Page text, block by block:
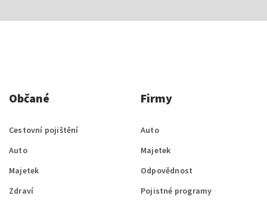
Občané
Cestovní pojištění
Auto
Majetek
Zdraví
Firmy
Auto
Majetek
Odpovědnost
Pojistné programy